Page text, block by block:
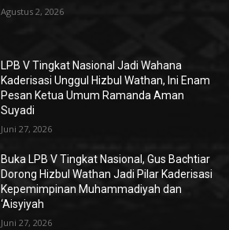
Agustus 2, 2026
LPB V Tingkat Nasional Jadi Wahana
Kaderisasi Unggul Hizbul Wathan, Ini Enam
Pesan Ketua Umum Ramanda Aman
Suyadi
Juni 27, 2026
Buka LPB V Tingkat Nasional, Gus Bachtiar
Dorong Hizbul Wathan Jadi Pilar Kaderisasi
Kepemimpinan Muhammadiyah dan
‘Aisyiyah
Juni 27, 2026